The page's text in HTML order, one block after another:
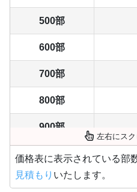
500部
600部
700部
800部
900部
1,000部
1,100部
左右にス
価格表に表示されている部
見積もり いたします。